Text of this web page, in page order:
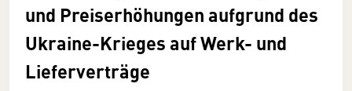
und Preiserhöhungen aufgrund des
Ukraine-Krieges auf Werk- und
Lieferverträge